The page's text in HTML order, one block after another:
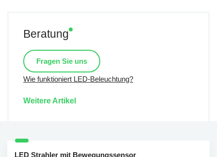
Beratung
Fragen Sie uns
Wie funktioniert LED-Beleuchtung?
Weitere Artikel
LED Strahler mit Bewegungssensor